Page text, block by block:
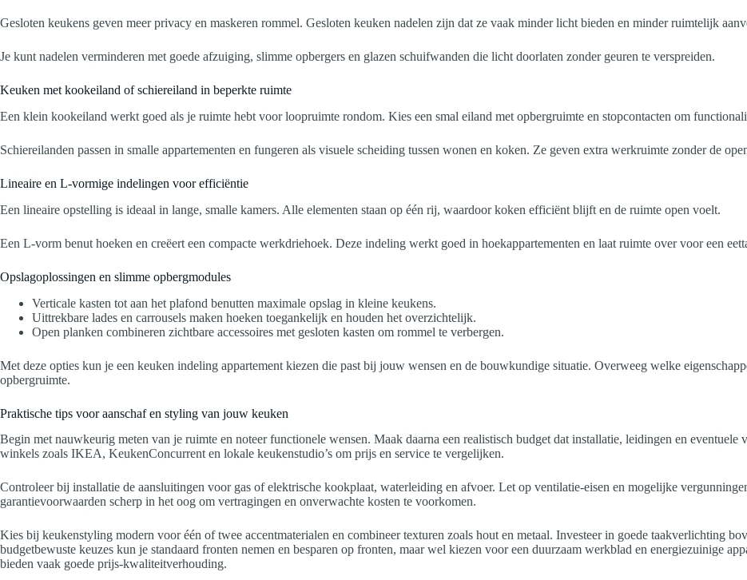
Gesloten keukens geven meer privacy en maskeren rommel. Gesloten keuken nadelen zijn dat ze vaak minder licht bieden en minder ruimtelijk
Je kunt nadelen verminderen met goede afzuiging, slimme opbergers en glazen schuifwanden die licht doorlaten zonder geuren te verspreiden.
Keuken met kookeiland of schiereiland in beperkte ruimte
Een klein kookeiland werkt goed als je ruimte hebt voor loopruimte rondom. Kies een smal eiland met opbergruimte en stopcontacten om
Schiereilanden passen in smalle appartementen en fungeren als visuele scheiding tussen wonen en koken. Ze geven extra werkruimte zonder de
Lineaire en L-vormige indelingen voor efficiëntie
Een lineaire opstelling is ideaal in lange, smalle kamers. Alle elementen staan op één rij, waardoor koken efficiënt blijft en de ruimte open voelt.
Een L-vorm benut hoeken en creëert een compacte werkdriehoek. Deze indeling werkt goed in hoekappartementen en laat ruimte over voor een
Opslagoplossingen en slimme opbergmodules
Verticale kasten tot aan het plafond benutten maximale opslag in kleine keukens.
Uittrekbare lades en carrousels maken hoeken toegankelijk en houden het overzichtelijk.
Open planken combineren zichtbare accessoires met gesloten kasten om rommel te verbergen.
Met deze opties kun je een keuken indeling appartement kiezen die past bij jouw wensen en de bouwkundige situatie. Overweeg welke
opbergruimte.
Praktische tips voor aanschaf en styling van jouw keuken
Begin met nauwkeurig meten van je ruimte en noteer functionele wensen. Maak daarna een realistisch budget dat installatie, leidingen en
winkels zoals IKEA, KeukenConcurrent en lokale keukenstudio’s om prijs en service te vergelijken.
Controleer bij installatie de aansluitingen voor gas of elektrische kookplaat, waterleiding en afvoer. Let op ventilatie-eisen en mogelijke
garantievoorwaarden scherp in het oog om vertragingen en onverwachte kosten te voorkomen.
Kies bij keukenstyling modern voor één of twee accentmaterialen en combineer texturen zoals hout en metaal. Investeer in goede taakverlichting
budgetbewuste keuzes kun je standaard fronten nemen en besparen op fronten, maar wel kiezen voor een duurzaam werkblad en energiezuinige
bieden vaak goede prijs-kwaliteitverhouding.